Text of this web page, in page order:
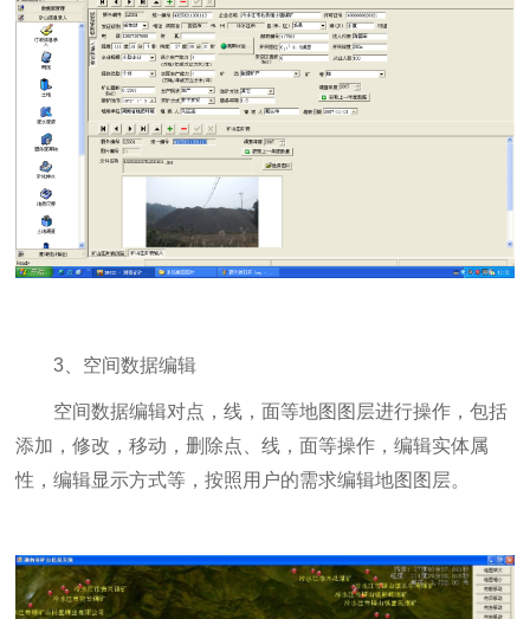
3、空间数据编辑
空间数据编辑对点，线，面等地图图层进行操作，包括
添加，修改，移动，删除点、线，面等操作，编辑实体属
性，编辑显示方式等，按照用户的需求编辑地图图层。